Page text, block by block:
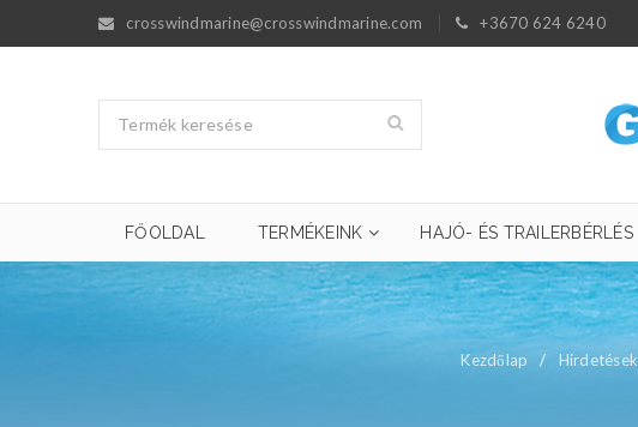
crosswindmarine@crosswindmarine.com +3670 624 6240
FŐOLDAL TERMÉKEINK HAJÓ- ÉS TRAILERBÉRLÉS
Kezdőlap / Hirdetések